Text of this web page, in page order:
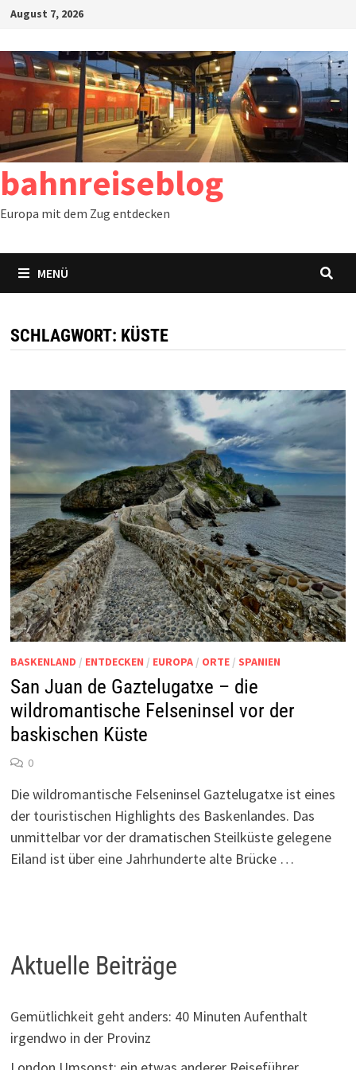
Zum
springen
August 7, 2026
bahnreiseblog
Europa mit dem Zug entdecken
MENÜ
SCHLAGWORT: KÜSTE
BASKENLAND / ENTDECKEN / EUROPA/ ORTE/ SPANIEN
San Juan de Gaztelugatxe – die
wildromantische Felseninsel vor der
baskischen Küste
0
Die wildromantische Felseninsel Gaztelugatxe ist eines
der touristischen Highlights des Baskenlandes. Das
unmittelbar vor der dramatischen Steilküste gelegene
Eiland ist über eine Jahrhunderte alte Brücke …
Aktuelle Beiträge
Gemütlichkeit geht anders: 40 Minuten Aufenthalt
irgendwo in der Provinz